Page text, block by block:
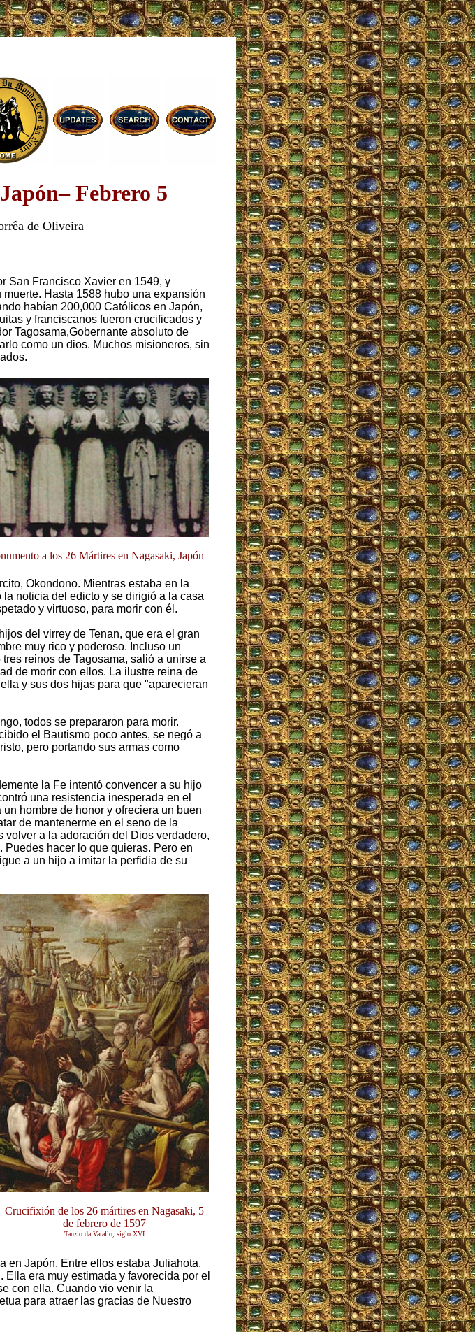
Febrero 5
de Oliveira
San Francisco Xavier en 1549, y
Hasta 1588 hubo una expansión
habían 200,000 Católicos en Japón,
y franciscanos fueron crucificados y
Tagosama,Gobernante absoluto de
como un dios. Muchos misioneros, sin
a los 26 Mártires en Nagasaki, Japón
Okondono. Mientras estaba en la
noticia del edicto y se dirigió a la casa
y virtuoso, para morir con él.
del virrey de Tenan, que era el gran
muy rico y poderoso. Incluso un
reinos de Tagosama, salió a unirse a
de morir con ellos. La ilustre reina de
y sus dos hijas para que "aparecieran
todos se prepararon para morir.
el Bautismo poco antes, se negó a
pero portando sus armas como
la Fe intentó convencer a su hijo
una resistencia inesperada en el
hombre de honor y ofreciera un buen
de mantenerme en el seno de la
volver a la adoración del Dios verdadero,
hacer lo que quieras. Pero en
a un hijo a imitar la perfidia de su
Crucifixión de los 26 mártires en Nagasaki, 5
de febrero de 1597
Tanzio da Varallo, siglo XVI
en Japón. Entre ellos estaba Juliahota,
era muy estimada y favorecida por el
con ella. Cuando vio venir la
para atraer las gracias de Nuestro